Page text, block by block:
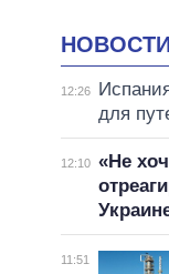
НОВОСТИ
12:26
для
12:10 «Не
11:51